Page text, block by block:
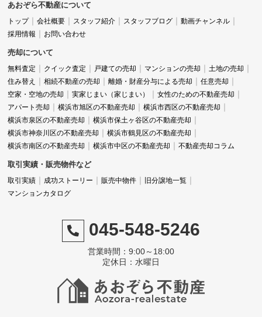
先回りした配慮で不安を解消
特に印象的だったのは、高倉さんの細やかな配慮で
す。
私がまだ口にしていない不安や疑問を先回りして解
消してくださるんです。
やすく説明していただけました。
コロナ禍という特殊な状況でしたが、売却日当日ま
で全て電話でのやり取りで済ませてくださったのも
あおぞら不動産について
トップ 会社概要 スタッフ紹介 スタッフブログ
動画チャンネル
採用情報
お問い合わせ
売却について
無料査定 クイック査定 戸建ての売却 マンションの売却
土地の売却
住み替え
相続不動産の売却 離婚・財産分与による売却
任意売却
空家・空地の売却
実家じまい（家じまい）
女性のための不動産売却
アパート売却
横浜市旭区の不動産売却
横浜市西区の不動産売却
横浜市泉区の不動産売却
横浜市保土ヶ谷区の不動産売却
横浜市神奈川区の不動産売却
横浜市鶴見区の不動産売却
横浜市南区の不動産売却
横浜市中区の不動産売却 不動産売却コラム
取引実績・販売物件など
取引実績 成功ストーリー 販売中物件
旧分譲地一覧
マンションカタログ
045-548-5246
営業時間：9:00～18:00
定休日：水曜日